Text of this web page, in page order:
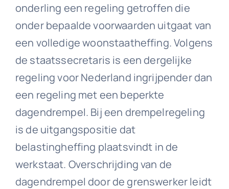
onderling een regeling getroffen die
onder bepaalde voorwaarden uitgaat van
een volledige woonstaatheffing. Volgens
de staatssecretaris is een dergelijke
regeling voor Nederland ingrijpender dan
een regeling met een beperkte
dagendrempel. Bij een drempelregeling
is de uitgangspositie dat
belastingheffing plaatsvindt in de
werkstaat. Overschrijding van de
dagendrempel door de grenswerker leidt